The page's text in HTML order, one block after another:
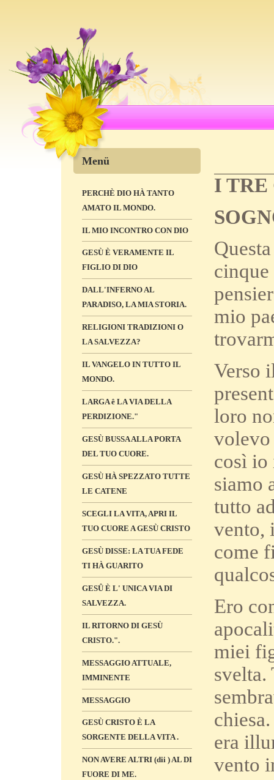
Menü
PERCHÈ DIO HÀ TANTO
AMATO IL MONDO.
IL MIO INCONTRO CON DIO
GESÙ È VERAMENTE IL
FIGLIO DI DIO
DALL'INFERNO AL
PARADISO, LA MIA STORIA.
RELIGIONI TRADIZIONI O
LA SALVEZZA?
IL VANGELO IN TUTTO IL
MONDO.
LARGA ê LA VIA DELLA
PERDIZIONE."
GESÙ BUSSA ALLA PORTA
DEL TUO CUORE.
GESÙ HÀ SPEZZATO TUTTE
LE CATENE
SCEGLI LA VITA, APRI IL
TUO CUORE A GESÙ CRISTO
GESÙ DISSE: LA TUA FEDE
TI HÀ GUARITO
GESÛ È L' UNICA VIA DI
SALVEZZA.
IL RITORNO DI GESÙ
CRISTO.".
MESSAGGIO ATTUALE,
IMMINENTE
MESSAGGIO
GESÙ CRISTO È LA
SORGENTE DELLA VITA .
NON AVERE ALTRI (dii ) AL DI
FUORE DI ME.
I TRE
mio
Verso
loro
volevo
così io
siamo
tutto
vento,
come
Ero
miei
svelta.
era
vento